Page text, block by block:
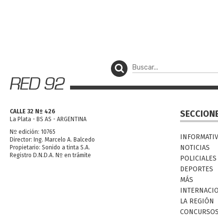
CALLE 32 Nº 426
La Plata - BS AS - ARGENTINA
Nº edición: 10765
Director: Ing. Marcelo A. Balcedo
Propietario: Sonido a tinta S.A.
Registro D.N.D.A. Nº en trámite
NOTICIAS
POLICIALES
DEPORTES
MÁS
LA REGIÓN
CONCURSOS